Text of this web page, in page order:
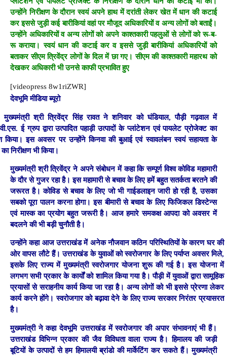
उन्होंने निरीक्षण के दौरान स्वयं अपने हाथ में दरांती लेकर खेत में धान की कटाई
कर इससे जुड़ी कई बारीकियां वहां पर मौजूद अधिकारियों व अन्य लोगों को बताईं।
उन्होंने अधिकारियों व अन्य लोगों को अपने काश्तकारी पहलुओं से लोगों को रू-ब-
रू कराया। स्वयं धान की कटाई कर व इससे जुड़ी बारीकियां अधिकारियों को
बताकर सीएम त्रिवेंद्र लोगों के दिल में छा गए। सीएम की काश्तकारी महारथ को
देखकर अधिकारी भी उनसे काफी प्रभावित हुए
[videopress 8w1riZWR]
देवभूमि मीडिया ब्यूरो
मुख्यमंत्री श्री त्रिवेंद्र सिंह रावत ने शनिवार को घंडियाल, पौड़ी गढ़वाल में
ई ग्रुप द्वारा उत्पादित पहाड़ी उत्पादों के प्लांटेशन एवं पायलेट प्रोजेक्ट का
किया। इस अवसर पर उन्होंने किनवा की बुआई एवं स्वावलंबन स्वयं सहायता के
का निरीक्षण भी किया।
मुख्यमंंत्री श्री त्रिवेंद्र ने अपने संबोधन में कहा कि सम्पूर्ण विश्व कोविड महामारी
के दौर से गुजर रहा है। इस महामारी से बचाव के लिए हमें बहुत सतर्कता बरतने की
जरूरत है। कोविड से बचाव के लिए जो भी गाईडलाइन जारी हो रही है, उसका
सबको पूरा पालन करना होगा। इस बीमारी से बचाव के लिए फिजिकल डिस्टेन्स
एवं मास्क का प्रयोग बहुत जरूरी है। आज हमारे समकक्ष आपदा को अवसर में
बदलने की भी बड़ी चुनौती है।
उन्होंने कहा आज उत्तराखंड में अनेक नौजवान कठिन परिस्थितियों के कारण घर की
ओर वापस लौटे हैं। उत्तराखंड के युवाओं को स्वरोजगार के लिए पर्याप्त अवसर मिले,
इसके लिए राज्य में मुख्यमंत्री स्वरोजगार योजना शुरू की गई है। इस योजना में
लगभग सभी प्रकार के कार्यों को शामिल किया गया है। पौड़ी में युवाओं द्वारा सामूहिक
प्रयासों से सराहनीय कार्य किया जा रहा है। अन्य लोगों को भी इससे प्रेरणा लेकर
कार्य करने होंगे। स्वरोजगार को बढ़ावा देने के लिए राज्य सरकार निरंतर प्रयासरत
है।
मुख्यमंत्री ने कहा देवभूमि उत्तराखंड में स्वरोजगार की अपार संभावनाएं भी हैं।
उत्तराखंड विभिन्न प्रकार की जैव विविधता वाला राज्य है। हिमालय की जड़ी
बूटियों के उत्पादों से हम हिमालयी ब्रांडो की मार्केटिंग कर सकते हैं। मुख्यमंत्री